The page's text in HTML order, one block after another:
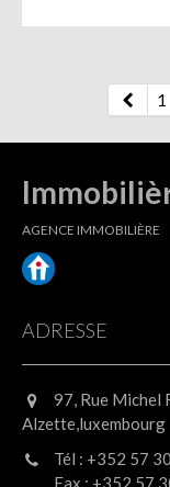
1
AGENCE IMMOBILIÈRE
ADRESSE
97, Rue Michel
Alzette,luxembourg
Tél : +352 57
Fax : +352 57